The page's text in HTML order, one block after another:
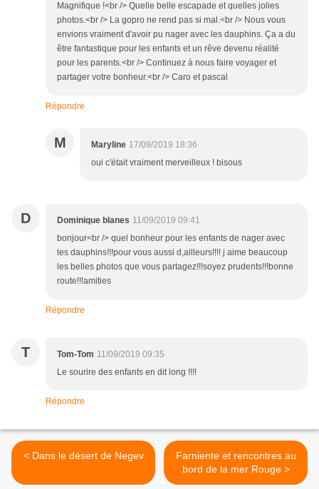
Magnifique !<br /> Quelle belle escapade et quelles jolies
photos.<br /> La gopro ne rend pas si mal.<br /> Nous vous
envions vraiment d'avoir pu nager avec les dauphins. Ça a du
être fantastique pour les enfants et un rêve devenu réalité
pour les parents.<br /> Continuez à nous faire voyager et
partager votre bonheur.<br /> Caro et pascal
Répondre
M Maryline 17/09/2019 18:36
oui c'était vraiment merveilleux ! bisous
D Dominique blanes 11/09/2019 09:41
bonjour<br /> quel bonheur pour les enfants de nager avec
les dauphins!!!pour vous aussi d,ailleurs!!!! j aime beaucoup
les belles photos que vous partagez!!!soyez prudents!!!bonne
route!!!amities
Répondre
T Tom-Tom 11/09/2019 09:35
Le sourire des enfants en dit long !!!!
Répondre
< Dans le désert de Negev
Farniente et rencontres au
bord de la mer Rouge >